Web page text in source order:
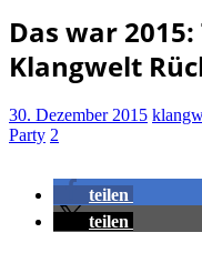
Das war
Klangwelt
30. Dezember 2015
Party 2
teilen
teilen